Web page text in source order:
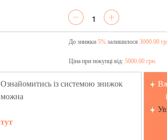
До знижки 5%залишилося 3000.00
Ціна при покупці від: 5000.00 грн.
Ознайомитись із системою знижок
можна
тут
і